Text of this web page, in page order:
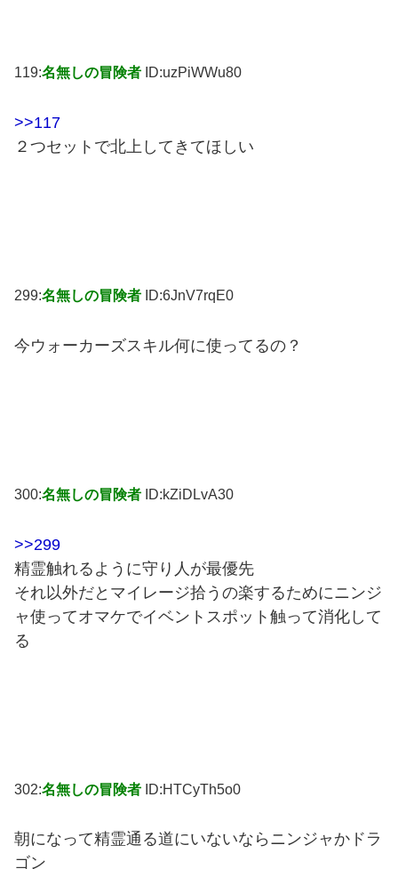
119:名無しの冒険者 ID:uzPiWWu80
>>117
２つセットで北上してきてほしい
299:名無しの冒険者 ID:6JnV7rqE0
今ウォーカーズスキル何に使ってるの？
300:名無しの冒険者 ID:kZiDLvA30
>>299
精霊触れるように守り人が最優先
それ以外だとマイレージ拾うの楽するためにニンジ
ャ使ってオマケでイベントスポット触って消化して
る
302:名無しの冒険者 ID:HTCyTh5o0
朝になって精霊通る道にいないならニンジャかドラ
ゴン